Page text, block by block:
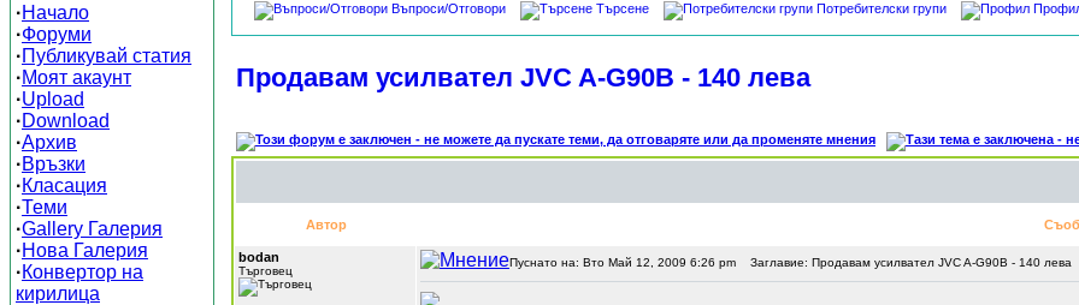
·Начало
·Форуми
·Публикувай статия
·Моят акаунт
·Upload
·Download
·Архив
·Връзки
·Класация
·Теми
·Gallery Галерия
·Нова Галерия
·Конвертор на
кирилица
Въпроси/Отговори Търсене Потребителски групи
Продавам усилвател JVC A-G90B - 140 лева
Автор
bodan
Търговец
Пуснато на: Вто Май 12, 2009 6:26 pm Заглавие: Продавам усилвател JVC A-G90B - 140 лева